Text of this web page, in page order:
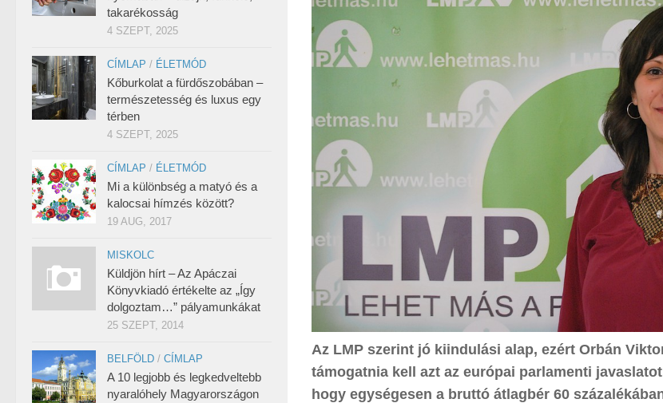
Az LMP szerint jó kiindulási alap, ezért Orbán
támogatnia kell azt az európai parlamenti
hogy egységesen a bruttó átlagbér 60
takarékosság
4 SZEPT, 2025
CÍMLAP / ÉLETMÓD
Kőburkolat a fürdőszobában –
természetesség és luxus egy
térben
4 SZEPT, 2025
CÍMLAP / ÉLETMÓD
Mi a különbség a matyó és a
kalocsai hímzés között?
19 AUG, 2017
MISKOLC
Küldjön hírt – Az Apáczai
Könyvkiadó értékelte az „Így
dolgoztam…” pályamunkákat
25 SZEPT, 2014
BELFÖLD / CÍMLAP
A 10 legjobb és legkedveltebb
nyaralóhely Magyarországon